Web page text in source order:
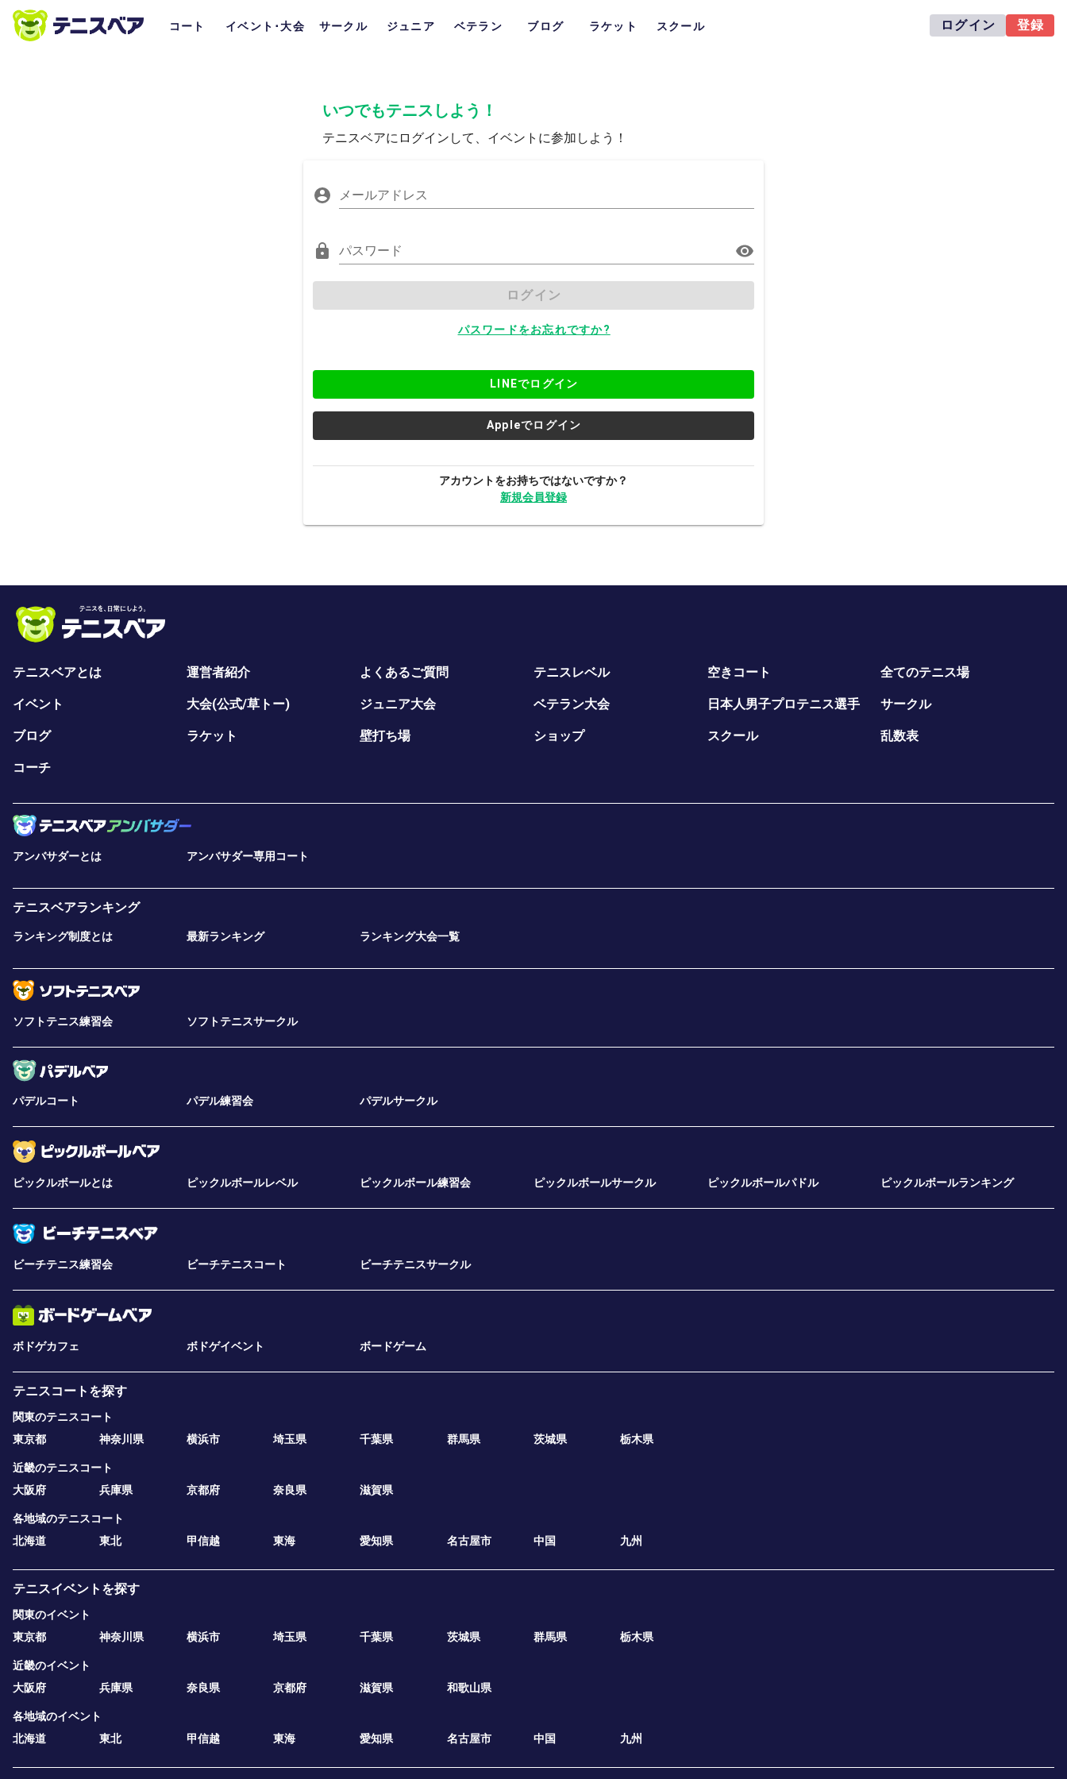
コート イベント･大会 サークル ジュニア ベテラン ブログ ラケット スクール ログイン 登録
いつでもテニスしよう！
テニスベアにログインして、イベントに参加しよう！
メールアドレス
パスワード
ログイン
パスワードをお忘れですか?
LINEでログイン
Appleでログイン
アカウントをお持ちではないですか？
新規会員登録
テニスベアとは 運営者紹介 よくあるご質問 テニスレベル 空きコート 全てのテニス場
イベント 大会(公式/草トー) ジュニア大会 ベテラン大会 日本人男子プロテニス選手 サークル
ブログ ラケット 壁打ち場 ショップ スクール 乱数表
コーチ
アンバサダーとは アンバサダー専用コート
テニスベアランキング
ランキング制度とは 最新ランキング ランキング大会一覧
ソフトテニス練習会 ソフトテニスサークル
パデルコート パデル練習会 パデルサークル
ピックルボールとは ピックルボールレベル ピックルボール練習会 ピックルボールサークル ピックルボールパドル ピックルボールランキング
ビーチテニス練習会 ビーチテニスコート ビーチテニスサークル
ボドゲカフェ ボドゲイベント ボードゲーム
テニスコートを探す
関東のテニスコート
東京都
神奈川県 横浜市 埼玉県 千葉県 群馬県 茨城県 栃木県
近畿のテニスコート
大阪府
兵庫県 京都府 奈良県 滋賀県
各地域のテニスコート
北海道
東北 甲信越 東海 愛知県 名古屋市 中国 九州
テニスイベントを探す
関東のイベント
東京都
神奈川県 横浜市 埼玉県 千葉県 茨城県 群馬県 栃木県
近畿のイベント
大阪府
兵庫県 奈良県 京都府 滋賀県 和歌山県
各地域のイベント
北海道
東北 甲信越 東海 愛知県 名古屋市 中国 九州